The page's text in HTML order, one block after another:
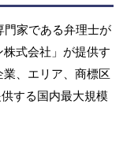
門家である弁理士が
式会社」が提供す
、エリア、商標区
する国内最大規模